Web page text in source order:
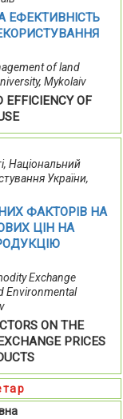
ЕФЕКТИВНІСТЬ
of land
Mykolaiv
EFFICIENCY OF
Національний
України,
ФАКТОРІВ НА
ЦІН НА
Exchange
Environmental
ON THE
PRICES